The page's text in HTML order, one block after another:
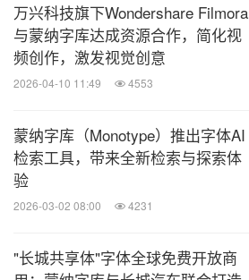
万兴科技旗下Wondershare Filmora
与蒙纳字库达成资源合作，简化视
频创作，激发视觉创意
2026-04-10 11:49 4553
蒙纳字库（Monotype）推出字体AI
检索工具，带来全新检索与探索体
验
2026-03-02 08:00 4231
"长城共享体"字体全球免费开放商